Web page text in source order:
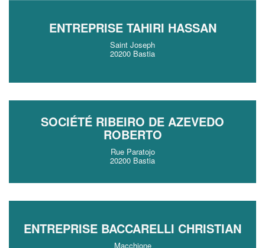
ENTREPRISE TAHIRI HASSAN
Saint Joseph
20200 Bastia
SOCIÉTÉ RIBEIRO DE AZEVEDO
ROBERTO
Rue Paratojo
20200 Bastia
ENTREPRISE BACCARELLI CHRISTIAN
Macchione